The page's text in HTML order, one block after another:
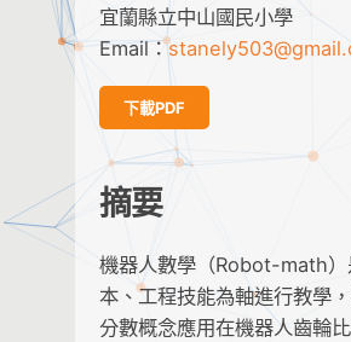
宜蘭縣立中山國民小學
Email：
下載PDF
摘要
機器人數學（Robot-math）
本、工程技能為軸進行教學
分數概念應用在機器人齒輪